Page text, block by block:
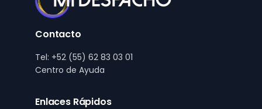
Contacto
Tel: +52 (55) 62 83 03 01
Centro de Ayuda
Enlaces Rápidos